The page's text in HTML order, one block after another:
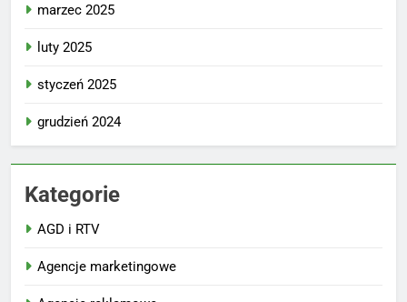
marzec 2025
luty 2025
styczeń 2025
grudzień 2024
Kategorie
AGD i RTV
Agencje marketingowe